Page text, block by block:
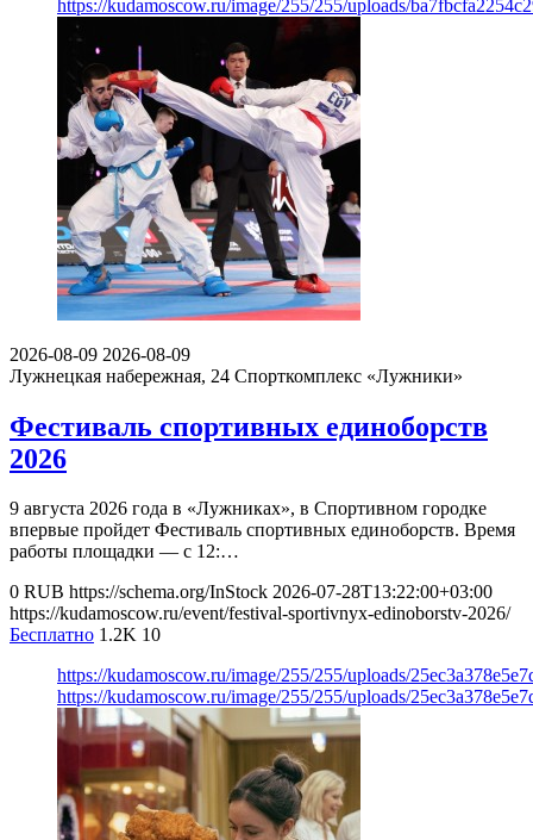
https://kudamoscow.ru/image/255/255/uploads/
2026-08-09 2026-08-09
Лужнецкая набережная, 24 Спорткомплекс «Лужники»
Фестиваль спортивных единоборств
2026
9 августа 2026 года в «Лужниках», в Спортивном городке
впервые пройдет Фестиваль спортивных единоборств. Время
работы площадки — с 12:…
0 RUB https://schema.org/InStock 2026-07-28T13:22:00+03:00
https://kudamoscow.ru/event/festival-sportivnyx-edinoborstv-2026/
Бесплатно 1.2K 10
https://kudamoscow.ru/image/255/255/uploads/
https://kudamoscow.ru/image/255/255/uploads/